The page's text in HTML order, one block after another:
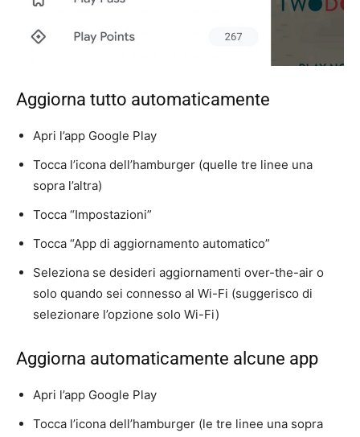
Aggiorna tutto automaticamente
Apri l’app Google Play
Tocca l’icona dell’hamburger (quelle tre linee una
sopra l’altra)
Tocca “Impostazioni”
Tocca “App di aggiornamento automatico”
Seleziona se desideri aggiornamenti over-the-air o
solo quando sei connesso al Wi-Fi (suggerisco di
selezionare l’opzione solo Wi-Fi)
Aggiorna automaticamente alcune app
Apri l’app Google Play
Tocca l’icona dell’hamburger (le tre linee una sopra